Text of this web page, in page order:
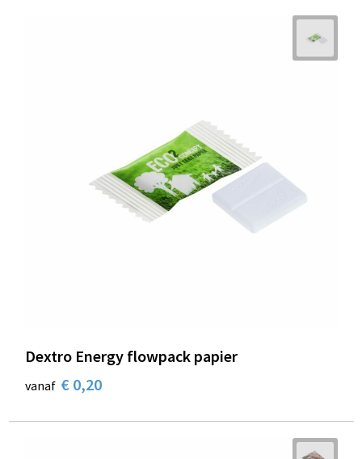
Dextro Energy flowpack papier
vanaf € 0,20